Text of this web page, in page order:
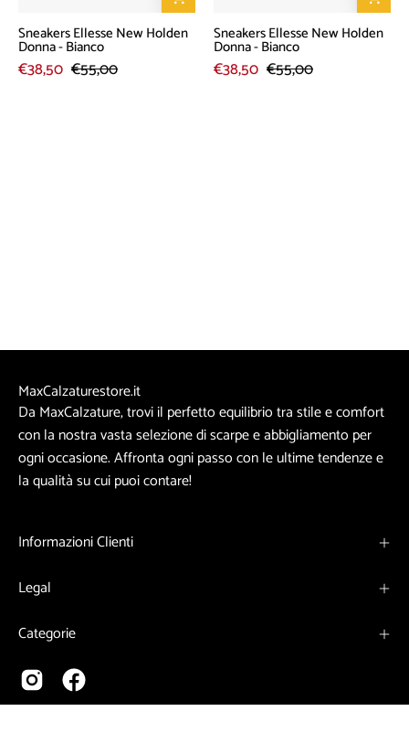
Sneakers Ellesse New Holden
Donna - Bianco
€38,50 €55,00
Sneakers Ellesse New Holden
Donna - Bianco
€38,50 €55,00
MaxCalzaturestore.it
Da MaxCalzature, trovi il perfetto equilibrio tra stile e comfort
con la nostra vasta selezione di scarpe e abbigliamento per
ogni occasione. Affronta ogni passo con le ultime tendenze e
la qualità su cui puoi contare!
Informazioni Clienti
Legal
Categorie